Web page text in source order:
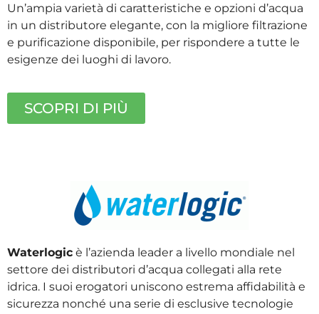
Un’ampia varietà di caratteristiche e opzioni d’acqua
in un distributore elegante, con la migliore filtrazione
e purificazione disponibile, per rispondere a tutte le
esigenze dei luoghi di lavoro.
SCOPRI DI PIÙ
Waterlogic è l’azienda leader a livello mondiale nel
settore dei distributori d’acqua collegati alla rete
idrica. I suoi erogatori uniscono estrema affidabilità e
sicurezza nonché una serie di esclusive tecnologie